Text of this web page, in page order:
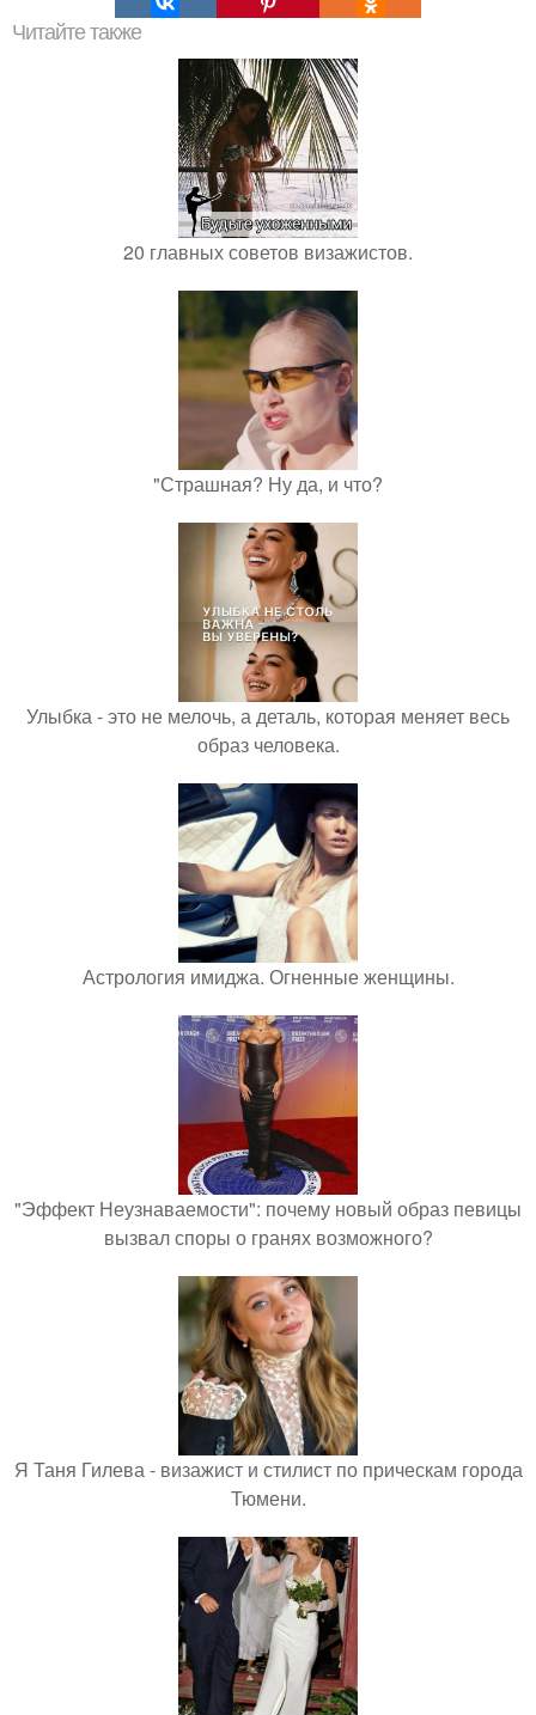
Читайте также
20 главных советов визажистов.
"Страшная? Ну да, и что?
Улыбка - это не мелочь, а деталь, которая меняет весь
образ человека.
Астрология имиджа. Огненные женщины.
"Эффект Неузнаваемости": почему новый образ певицы
вызвал споры о гранях возможного?
Я Таня Гилева - визажист и стилист по прическам города
Тюмени.